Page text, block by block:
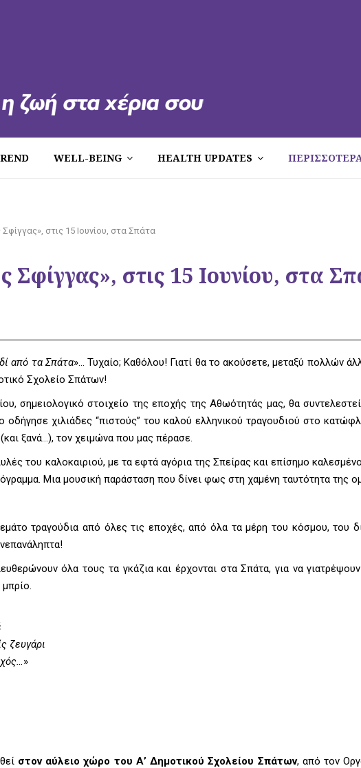
WELL-BEING HEALTH UPDATES
Σφίγγας», στις 15 Ιουνίου, στα Σπάτα
Σφίγγας», στις 15 Ιουνίου, στα
από τα Σπάτα»… Τυχαίο; Καθόλου! Γιατί θα το ακούσετε, μεταξύ πολλών
Σχολείο Σπάτων!
σημειολογικό στοιχείο της εποχής της Αθωότητάς μας, θα
χιλιάδες “πιστούς” του καλού ελληνικού τραγουδιού στο
(και ξανά…), τον χειμώνα που μας πέρασε.
του καλοκαιριού, με τα εφτά αγόρια της Σπείρας και επίσημο
Μια μουσική παράσταση που δίνει φως στη χαμένη ταυτότητα της
τραγούδια από όλες τις εποχές, από όλα τα μέρη του κόσμου, του
όλα τους τα γκάζια και έρχονται στα Σπάτα, για να
ζευγάρι
»
στον αύλειο χώρο του Α’ Δημοτικού Σχολείου Σπάτων, από τον